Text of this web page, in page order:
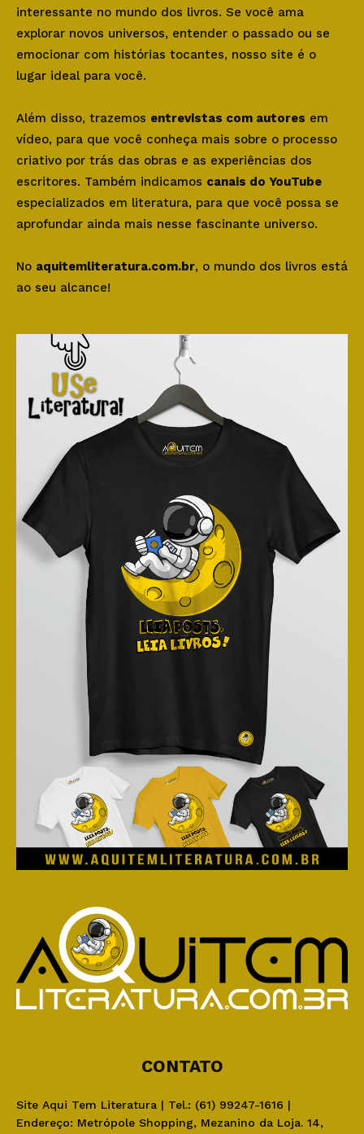
interessante no mundo dos livros. Se você ama
explorar novos universos, entender o passado ou se
emocionar com histórias tocantes, nosso site é o
lugar ideal para você.
Além disso, trazemos entrevistas com autores em
vídeo, para que você conheça mais sobre o processo
criativo por trás das obras e as experiências dos
escritores. Também indicamos canais do YouTube
especializados em literatura, para que você possa se
aprofundar ainda mais nesse fascinante universo.
No aquitemliteratura.com.br, o mundo dos livros está
ao seu alcance!
CONTATO
Site Aqui Tem Literatura | Tel.: (61) 99247-1616 |
Endereço: Metrópole Shopping, Mezanino da Loja. 14,